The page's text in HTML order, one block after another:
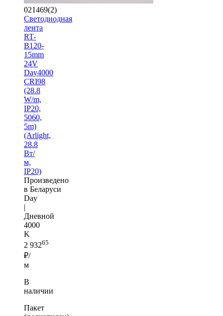
021469(2)
Светодиодная
лента
RT-
B120-
15mm
24V
Day4000
CRI98
(28.8
W/m,
IP20,
5060,
5m)
(Arlight,
28.8
Вт/
м,
IP20)
Произведено
в Беларуси
Day
|
Дневной
4000
K
2 93265
₽/
м
В
наличии
Пакет